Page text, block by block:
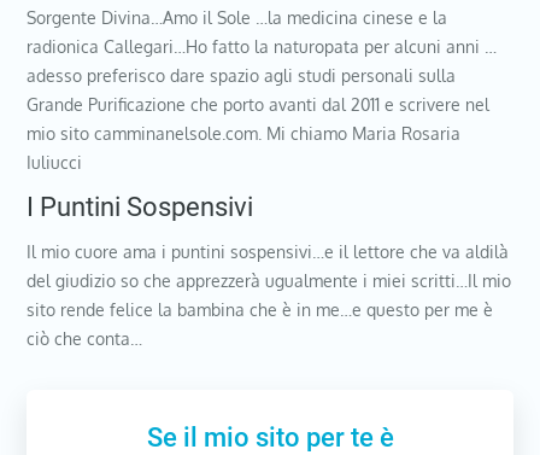
Sorgente Divina…Amo il Sole …la medicina cinese e la
radionica Callegari…Ho fatto la naturopata per alcuni anni …
adesso preferisco dare spazio agli studi personali sulla
Grande Purificazione che porto avanti dal 2011 e scrivere nel
mio sito camminanelsole.com. Mi chiamo Maria Rosaria
Iuliucci
I Puntini Sospensivi
Il mio cuore ama i puntini sospensivi…e il lettore che va aldilà
del giudizio so che apprezzerà ugualmente i miei scritti…Il mio
sito rende felice la bambina che è in me…e questo per me è
ciò che conta…
Se il mio sito per te è